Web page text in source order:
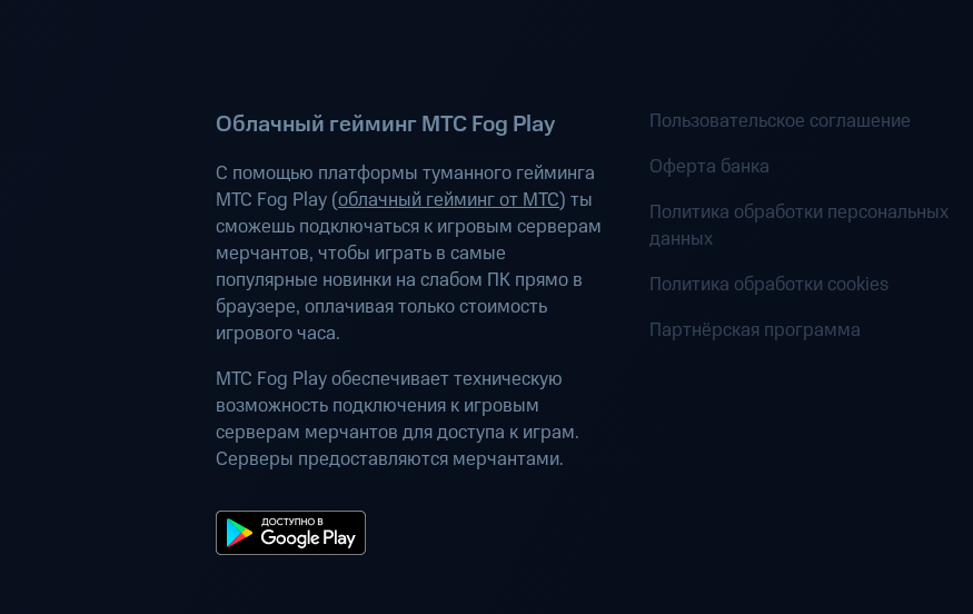
Облачный гейминг МТС Fog Play
С помощью платформы туманного гейминга
МТС Fog Play (облачный гейминг от МТС) ты
сможешь подключаться к игровым серверам
мерчантов, чтобы играть в самые
популярные новинки на слабом ПК прямо в
браузере, оплачивая только стоимость
игрового часа.
МТС Fog Play обеспечивает техническую
возможность подключения к игровым
серверам мерчантов для доступа к играм.
Серверы предоставляются мерчантами.
Пользовательское соглашение
Оферта банка
Политика обработки персональных
данных
Политика обработки cookies
Партнёрская программа